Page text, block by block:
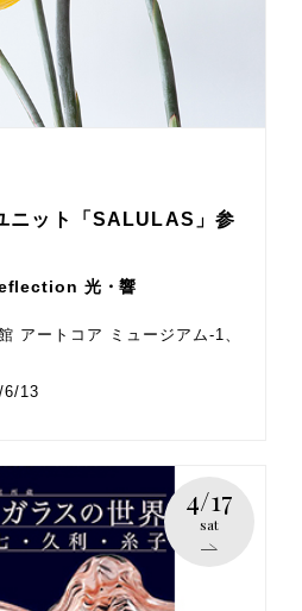
ニット「SALULAS」参
光・響
アートコア ミュージアム-1、
6/13
4/17
sat